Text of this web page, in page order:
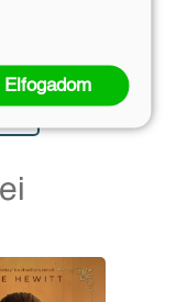
Elfogadom